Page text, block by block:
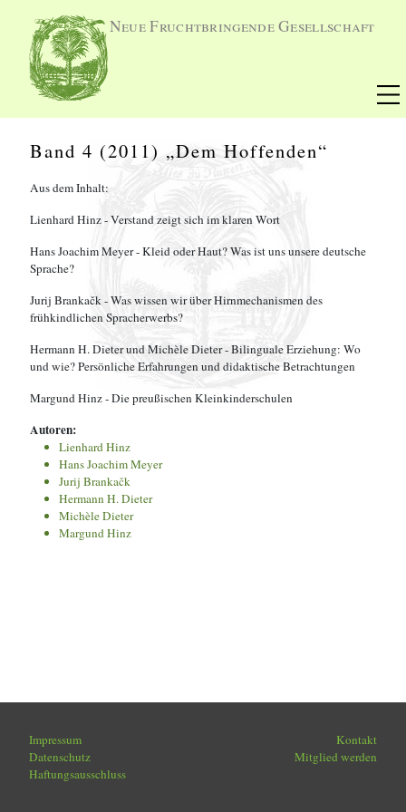
Neue Fruchtbringende Gesellschaft
Band 4 (2011) „Dem Hoffenden“
Aus dem Inhalt:
Lienhard Hinz - Verstand zeigt sich im klaren Wort
Hans Joachim Meyer - Kleid oder Haut? Was ist uns unsere deutsche
Sprache?
Jurij Brankačk - Was wissen wir über Hirnmechanismen des
frühkindlichen Spracherwerbs?
Hermann H. Dieter und Michèle Dieter - Bilinguale Erziehung: Wo
und wie? Persönliche Erfahrungen und didaktische Betrachtungen
Margund Hinz - Die preußischen Kleinkinderschulen
Autoren:
Lienhard Hinz
Hans Joachim Meyer
Jurij Brankačk
Hermann H. Dieter
Michèle Dieter
Margund Hinz
Impressum
Datenschutz
Haftungsausschluss
Kontakt
Mitglied werden